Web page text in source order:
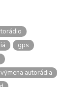
gps
výmena autorádia